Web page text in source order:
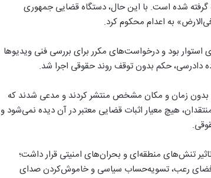
گرفته شده است. با این حال، دستگاه قضایی جمهوری
به اعدام محکوم کرد.
استوار بود و درخواست‌های مکرر برای بررسی فنی ویدیوها
دادرسی، حکم بدون توقف روند حقوقی اجرا شد.
و بدون زمان و مکان مشخص منتشر کردند و مدعی شدند که
هیچ معیار اثبات قضایی معتبر در آن دیده نمی‌شود و
تنش‌های منطقه‌ای و بحران‌های امنیتی قرار داشت؛
فضای رعب، تسویه‌حساب سیاسی و خاموش‌کردن صدای